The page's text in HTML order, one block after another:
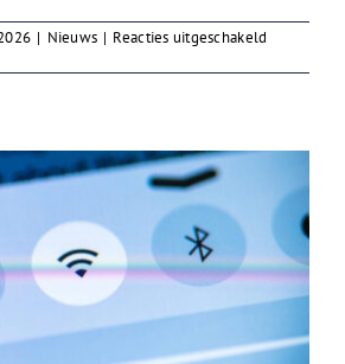
| Nieuws | Reacties uitgeschakeld
van